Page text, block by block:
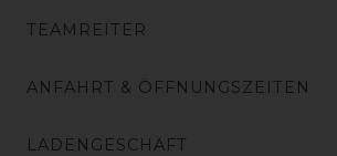
TEAMREITER
ANFAHRT & ÖFFNUNGSZEITEN
LADENGESCHÄFT